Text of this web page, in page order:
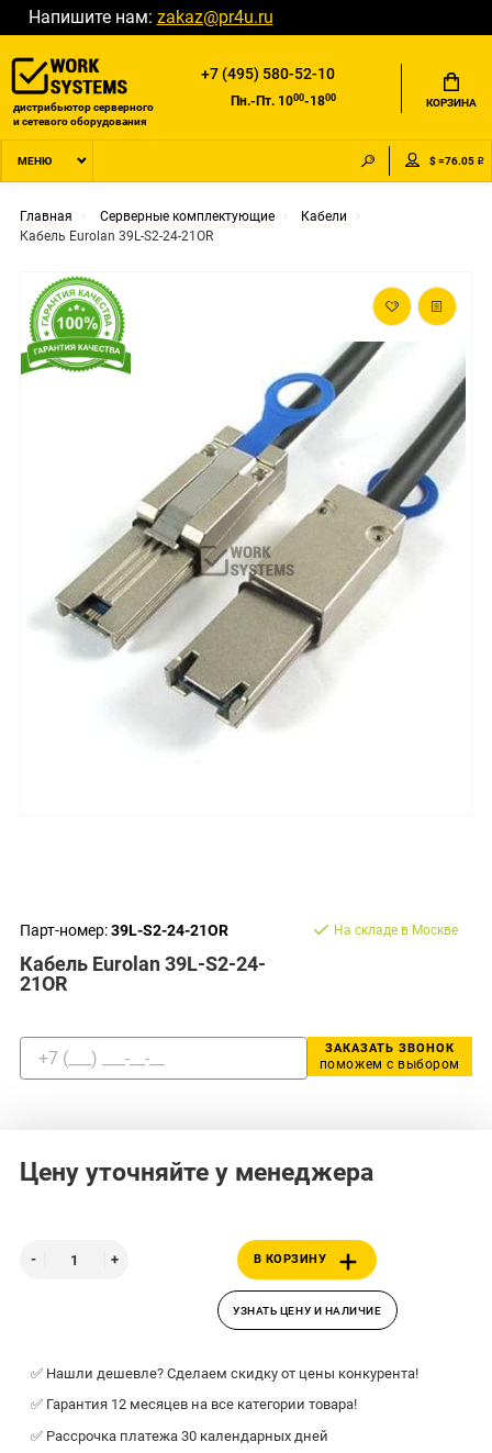
Напишите нам: zakaz@pr4u.ru
дистрибьютор серверного
и сетевого оборудования
+7 (495) 580-52-10
Пн.-Пт. 1000-1800 КОРЗИНА
МЕНЮ $ =76.05 ₽
Главная Серверные комплектующие
Кабели
Кабель Eurolan 39L-S2-24-21OR
Парт-номер:39L-S2-24-21OR
Кабель Eurolan 39L-S2-24-
21OR
На складе в Москве
ЗАКАЗАТЬ ЗВОНОК
поможем с выбором
Цену уточняйте у менеджера
В КОРЗИНУ
УЗНАТЬ ЦЕНУ И НАЛИЧИЕ
✅ Нашли дешевле? Сделаем скидку от цены конкурента!
✅ Гарантия 12 месяцев на все категории товара!
✅ Рассрочка платежа 30 календарных дней